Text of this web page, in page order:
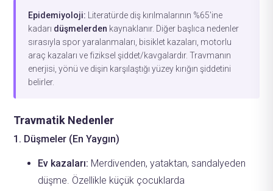
Epidemiyoloji: Literatürde diş kırılmalarının %65'ine
kadarı düşmelerden kaynaklanır. Diğer başlıca nedenler
sırasıyla spor yaralanmaları, bisiklet kazaları, motorlu
araç kazaları ve fiziksel şiddet/kavgalardır. Travmanın
enerjisi, yönü ve dişin karşılaştığı yüzey kırığın şiddetini
belirler.
Travmatik Nedenler
1. Düşmeler (En Yaygın)
Ev kazaları: Merdivenden, yataktan, sandalyeden
düşme. Özellikle küçük çocuklarda